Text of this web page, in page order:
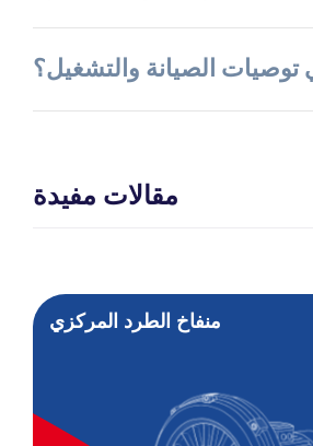
توصيات الصيانة والتشغيل؟
مقالات مفيدة
منفاخ الطرد المركزي